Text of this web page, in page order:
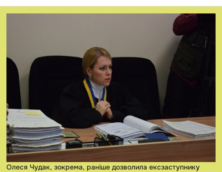
Олеся Чудак, зокрема, раніше дозволила ексзаступнику